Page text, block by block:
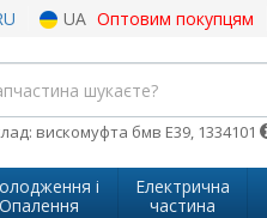
UA Оптовим покупцям
вискомуфта бмв Е39, 1334101
і
Опалення
Електрична
частина